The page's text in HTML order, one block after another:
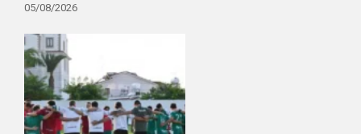
05/08/2026